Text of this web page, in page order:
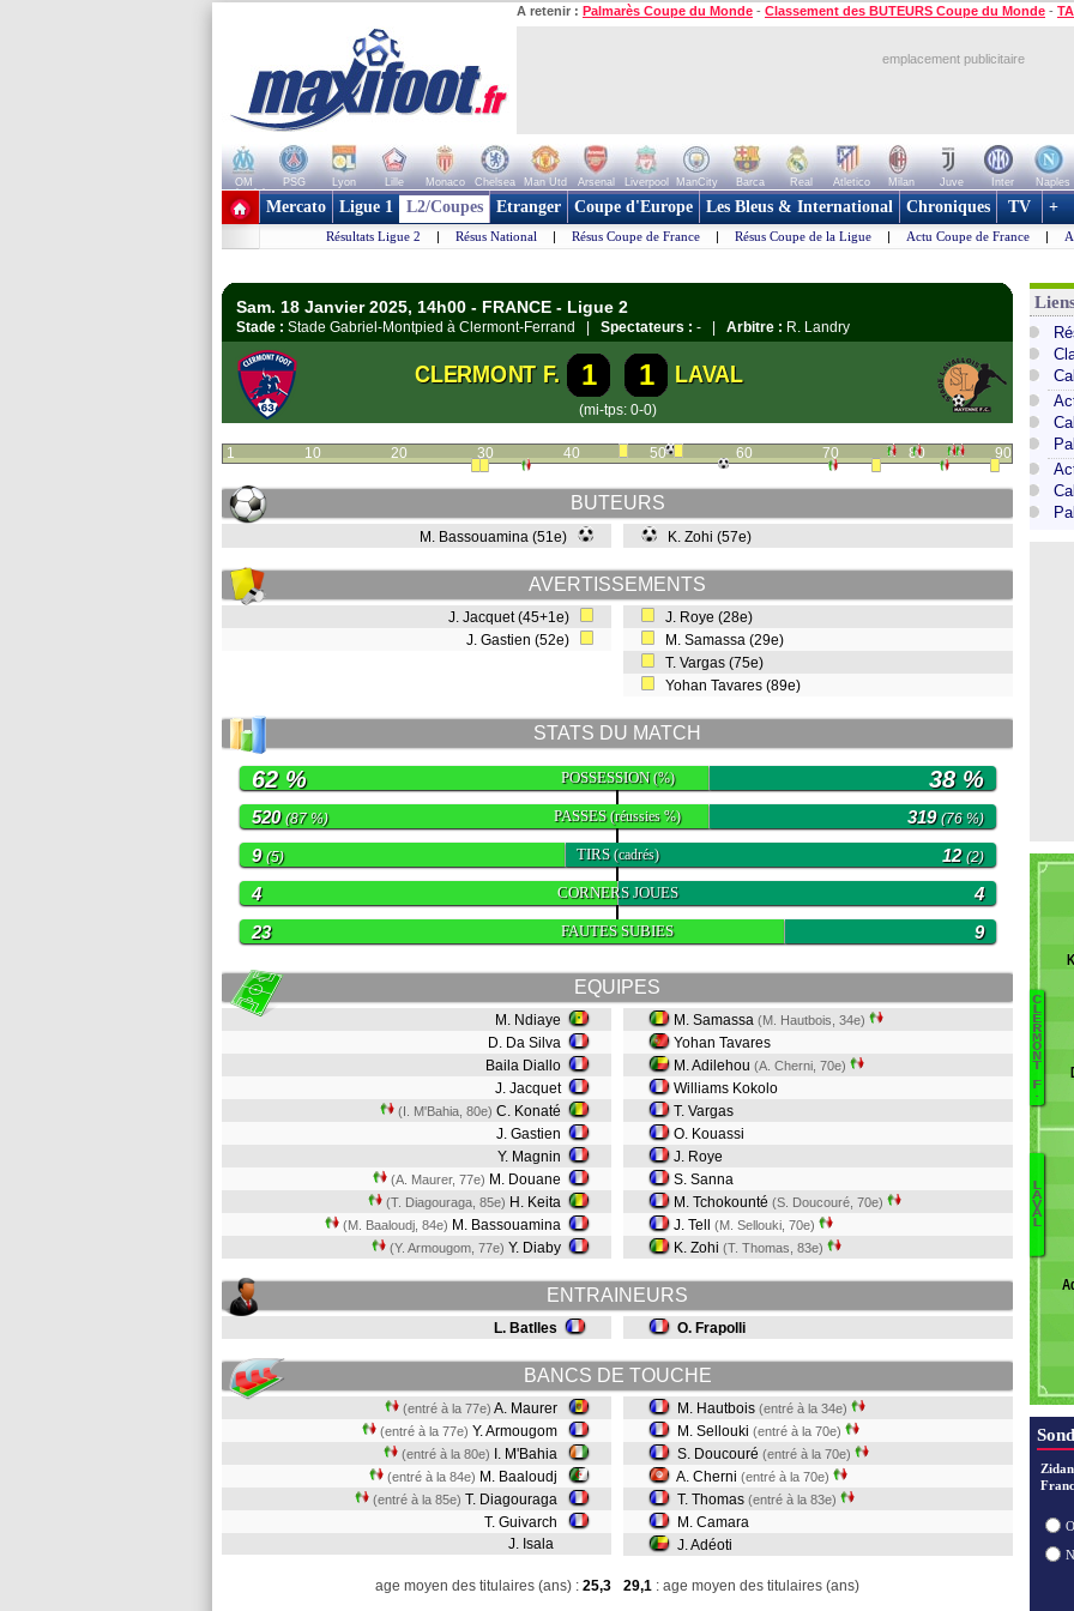
A retenir : Palmarès Coupe du Monde - Classement des BUTEURS Coupe du Monde -
emplacement publicitaire
OM PSG Lyon Lille Monaco Chelsea Man Utd Arsenal Liverpool ManCity Barca Real Atletico Milan Juve Inter Naples
+ de clubs
Mercato Ligue 1 L2/Coupes Etranger Coupe d'Europe Les Bleus & International Chroniques TV +
Résultats Ligue 2 | Résus National | Résus Coupe de France | Résus Coupe de la Ligue | Actu Coupe de France |
Sam. 18 Janvier 2025, 14h00 - FRANCE - Ligue 2
Stade : Stade Gabriel-Montpied à Clermont-Ferrand | Spectateurs : - | Arbitre : R. Landry
CLERMONT F. 1 1 LAVAL
(mi-tps: 0-0)
1 10 20 30 40 50 60 70 80 90
BUTEURS
M. Bassouamina (51e) K. Zohi (57e)
AVERTISSEMENTS
J. Jacquet (45+1e)
J. Gastien (52e)
J. Roye (28e)
M. Samassa (29e)
T. Vargas (75e)
Yohan Tavares (89e)
STATS DU MATCH
POSSESSION(%)
62 % 38 %
PASSES(réussies %)
520(87 %) 319(76 %)
TIRS(cadrés)
9(5) 12(2)
CORNERS JOUES
4 4
FAUTES SUBIES
23 9
EQUIPES
M. Ndiaye
D. Da Silva
Baila Diallo
J. Jacquet
(I. M'Bahia, 80e) C. Konaté
J. Gastien
Y. Magnin
(A. Maurer, 77e) M. Douane
(T. Diagouraga, 85e) H. Keita
(M. Baaloudj, 84e) M. Bassouamina
(Y. Armougom, 77e) Y. Diaby
M. Samassa (M. Hautbois, 34e)
Yohan Tavares
M. Adilehou (A. Cherni, 70e)
Williams Kokolo
T. Vargas
O. Kouassi
J. Roye
S. Sanna
M. Tchokounté (S. Doucouré, 70e)
J. Tell (M. Sellouki, 70e)
K. Zohi (T. Thomas, 83e)
ENTRAINEURS
L. Batlles O. Frapolli
BANCS DE TOUCHE
(entré à la 77e) A. Maurer
(entré à la 77e) Y. Armougom
(entré à la 80e) I. M'Bahia
(entré à la 84e) M. Baaloudj
(entré à la 85e) T. Diagouraga
T. Guivarch
J. Isala
M. Hautbois (entré à la 34e)
M. Sellouki (entré à la 70e)
S. Doucouré (entré à la 70e)
A. Cherni (entré à la 70e)
T. Thomas (entré à la 83e)
M. Camara
J. Adéoti
age moyen des titulaires (ans) : 25,3 29,1 : age moyen des titulaires (ans)
C
L
E
R
M
O
N
T
F
.
L
A
V
A
L